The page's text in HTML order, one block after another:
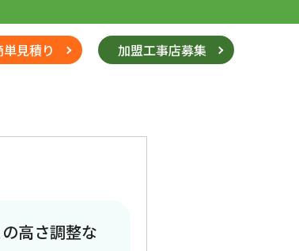
見積り 加盟工事店募集
高さ調整な